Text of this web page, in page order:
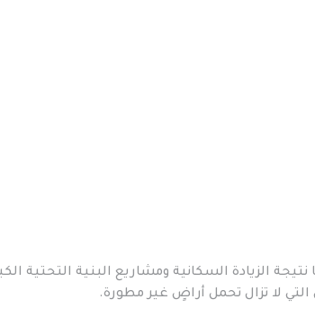
الزيادة السكانية ومشاريع البنية التحتية
التي لا تزال تحمل أراضٍ غير مطورة.